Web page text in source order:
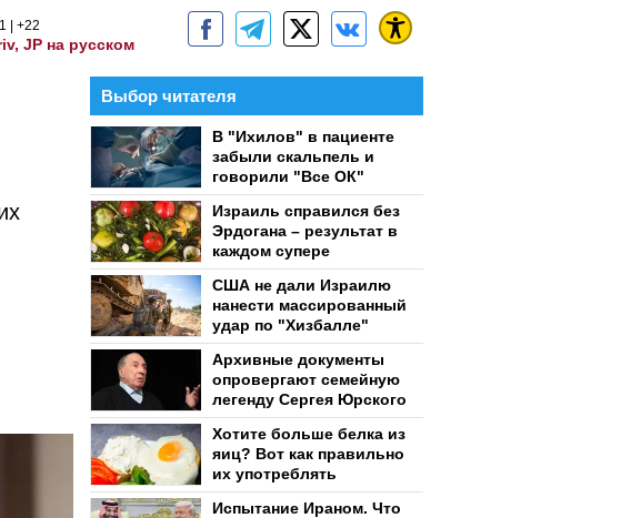
+22
JP на русском
Выбор читателя
В "Ихилов" в пациенте
забыли скальпель и
говорили "Все ОК"
Израиль справился без
Эрдогана – результат в
каждом супере
США не дали Израилю
нанести массированный
удар по "Хизбалле"
Архивные документы
опровергают семейную
легенду Сергея Юрского
Хотите больше белка из
яиц? Вот как правильно
их употреблять
Испытание Ираном. Что